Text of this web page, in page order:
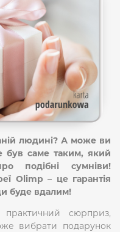
людині? А може ви
був саме таким, який
подібні сумніви!
Olimp – це гарантія
буде вдалим!
сюрприз,
вибрати подарунок